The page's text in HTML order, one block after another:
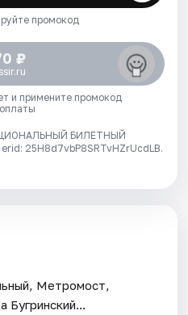
промокод
₽
и примените промокод
БИЛЕТНЫЙ
25H8d7vbP8SRTvHZrUcdLB.
Метромост,